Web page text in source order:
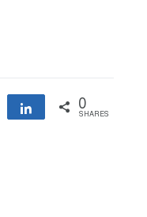
Share 0
SHARES